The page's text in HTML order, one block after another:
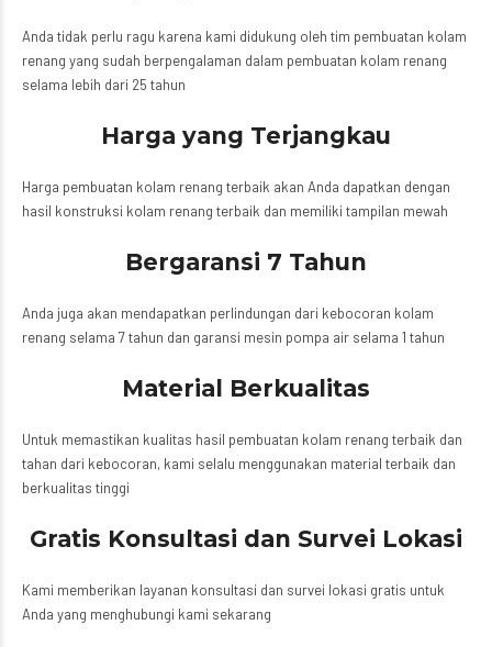
Anda tidak perlu ragu karena kami didukung oleh tim pembuatan kolam
renang yang sudah berpengalaman dalam pembuatan kolam renang
selama lebih dari 25 tahun
Harga yang Terjangkau
Harga pembuatan kolam renang terbaik akan Anda dapatkan dengan
hasil konstruksi kolam renang terbaik dan memiliki tampilan mewah
Bergaransi 7 Tahun
Anda juga akan mendapatkan perlindungan dari kebocoran kolam
renang selama 7 tahun dan garansi mesin pompa air selama 1 tahun
Material Berkualitas
Untuk memastikan kualitas hasil pembuatan kolam renang terbaik dan
tahan dari kebocoran, kami selalu menggunakan material terbaik dan
berkualitas tinggi
Gratis Konsultasi dan Survei Lokasi
Kami memberikan layanan konsultasi dan survei lokasi gratis untuk
Anda yang menghubungi kami sekarang